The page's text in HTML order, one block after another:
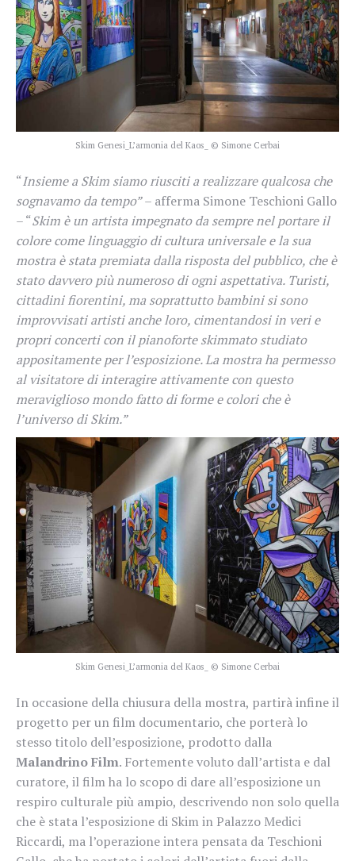
Skim Genesi_L’armonia del Kaos_ © Simone Cerbai
“Insieme a Skim siamo riusciti a realizzare qualcosa che
sognavamo da tempo”– afferma Simone Teschioni Gallo
– “Skim è un artista impegnato da sempre nel portare il
colore come linguaggio di cultura universale e la sua
mostra è stata premiata dalla risposta del pubblico, che è
stato davvero più numeroso di ogni aspettativa. Turisti,
cittadini fiorentini, ma soprattutto bambini si sono
improvvisati artisti anche loro, cimentandosi in veri e
propri concerti con il pianoforte skimmato studiato
appositamente per l’esposizione. La mostra ha permesso
al visitatore di interagire attivamente con questo
meraviglioso mondo fatto di forme e colori che è
l’universo di Skim.”
Skim Genesi_L’armonia del Kaos_ © Simone Cerbai
In occasione della chiusura della mostra, partirà infine il
progetto per un film documentario, che porterà lo
stesso titolo dell’esposizione, prodotto dalla
Malandrino Film. Fortemente voluto dall’artista e dal
curatore, il film ha lo scopo di dare all’esposizione un
respiro culturale più ampio, descrivendo non solo quella
che è stata l’esposizione di Skim in Palazzo Medici
Riccardi, ma l’operazione intera pensata da Teschioni